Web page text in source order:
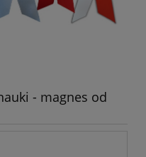
- magnes od